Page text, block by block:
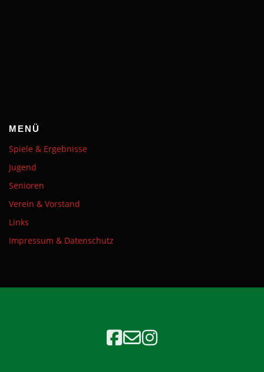
MENÜ
Spiele & Ergebnisse
Jugend
Senioren
Verein & Vorstand
Links
Impressum & Datenschutz